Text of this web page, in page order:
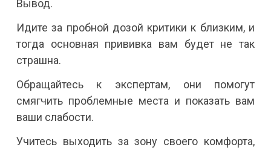
Вывод.
Идите за пробной дозой критики к близким, и
тогда основная прививка вам будет не так
страшна.
Обращайтесь к экспертам, они помогут
смягчить проблемные места и показать вам
ваши слабости.
Учитесь выходить за зону своего комфорта,